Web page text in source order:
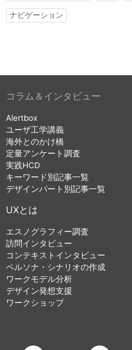
ナビゲーション
コラム＆インタビュー
Alertbox
ユーザ工学講義
海外とのかけ橋
定量アンケート調査
実践HCD
キーワード別記事一覧
デザインパート別記事一覧
UXとは
エスノグラフィー調査
訪問インタビュー
コンテキストインタビュー
ペルソナ・シナリオの作成
ワークモデル分析
デザイン発想支援
ワークショップ